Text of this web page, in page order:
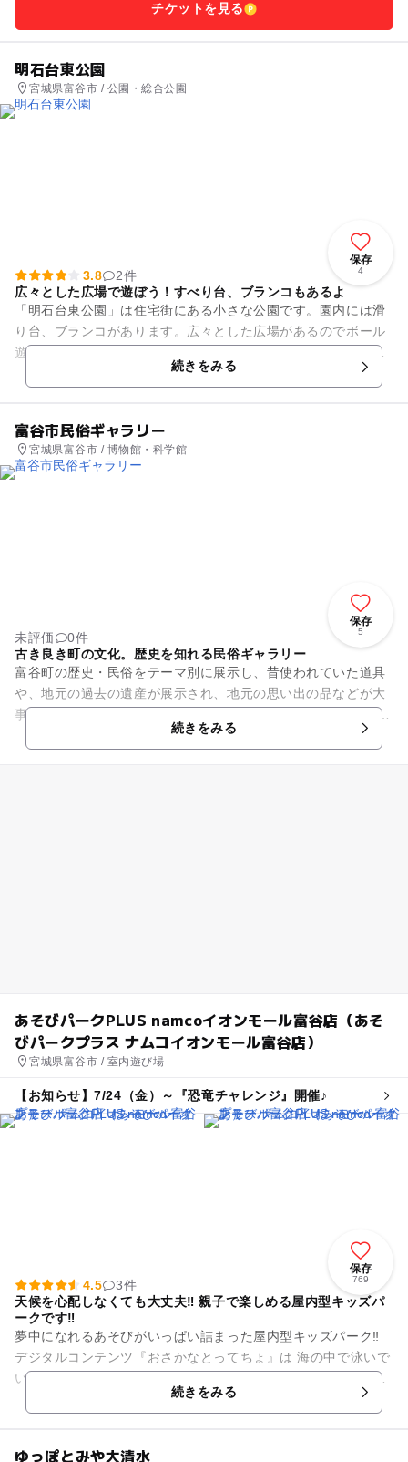
チケットを見る
明石台東公園
宮城県富谷市 / 公園・総合公園
保存
4
3.8
2件
広々とした広場で遊ぼう！すべり台、ブランコもあるよ
「明石台東公園」は住宅街にある小さな公園です。園内には滑
り台、ブランコがあります。広々とした広場があるのでボール
遊びも楽しめますが、防球ネットはありませんので道路にボー
ルが出ないようご注意くださ...続きをみる
富谷市民俗ギャラリー
宮城県富谷市 / 博物館・科学館
保存
5
未評価
0件
古き良き町の文化。歴史を知れる民俗ギャラリー
富谷町の歴史・民俗をテーマ別に展示し、昔使われていた道具
や、地元の過去の遺産が展示され、地元の思い出の品などが大
事に保存されています。 ここで富谷のことを知ってもらうこと
ができるとともに、昔は...続きをみる
あそびパークPLUS namcoイオンモール富谷店（あそ
びパークプラス ナムコイオンモール富谷店）
宮城県富谷市 / 室内遊び場
【お知らせ】7/24（金）～『恐竜チャレンジ』開催♪
保存
769
4.5
3件
天候を心配しなくても大丈夫‼ 親子で楽しめる屋内型キッズパ
ークです‼
夢中になれるあそびがいっぱい詰まった屋内型キッズパーク‼
デジタルコンテンツ『おさかなとってちょ』は 海の中で泳いで
いるお魚をゲットする”体感型コンテンツ”です。 あっ！と驚く
続きをみる
ゆっぽとみや大清水